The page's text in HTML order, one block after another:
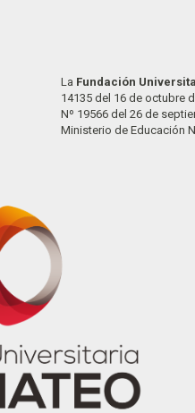
La Fundación
14135 del 16 de octubre
Nº 19566 del 26 de
Ministerio de Educación